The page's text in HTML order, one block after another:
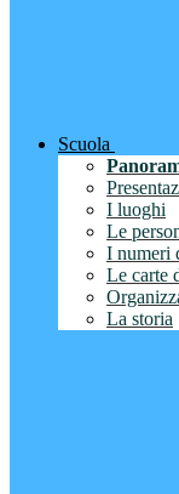
Scuola
I luoghi
Le
I numeri
Le carte
La storia